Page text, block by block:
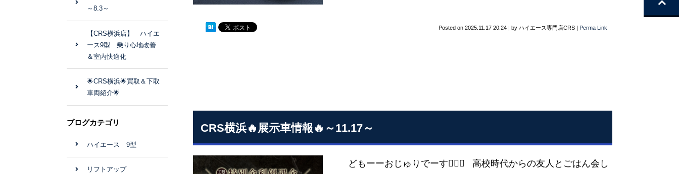
Posted on 2025.11.17 20:24 by ハイエース専門店CRS Perma Link
CRS横浜🔥展示車情報🔥～11.17～
どもーーおじゅりでーす💁🏻‍♀️ 高校時代からの友人とごはん会し
～8.3～
【CRS横浜店】 ハイエ
ース9型 乗り心地改善
＆室内快適化
🌟CRS横浜🌟買取＆下取
車両紹介🌟
ブログカテゴリ
ハイエース 9型
リフトアップ